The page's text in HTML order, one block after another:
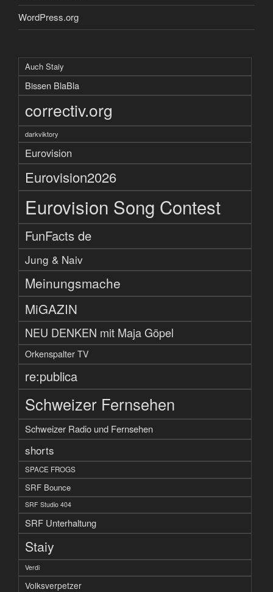
WordPress.org
Auch Staiy
Bissen BlaBla
correctiv.org
darkviktory
Eurovision
Eurovision2026
Eurovision Song Contest
FunFacts de
Jung & Naiv
Meinungsmache
MiGAZIN
NEU DENKEN mit Maja Göpel
Orkenspalter TV
re:publica
Schweizer Fernsehen
Schweizer Radio und Fernsehen
shorts
SPACE FROGS
SRF Bounce
SRF Studio 404
SRF Unterhaltung
Staiy
Verdi
Volksverpetzer